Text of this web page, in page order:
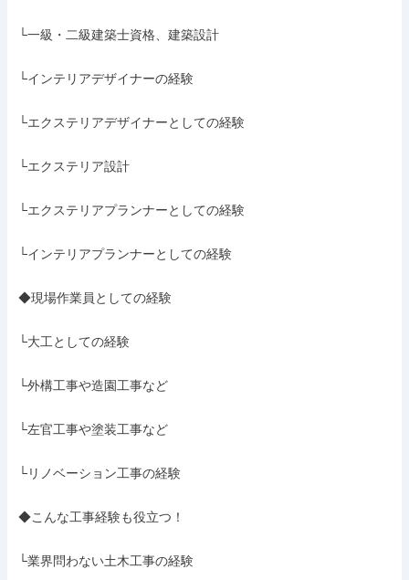
└一級・二級建築士資格、建築設計
└インテリアデザイナーの経験
└エクステリアデザイナーとしての経験
└エクステリア設計
└エクステリアプランナーとしての経験
└インテリアプランナーとしての経験
◆現場作業員としての経験
└大工としての経験
└外構工事や造園工事など
└左官工事や塗装工事など
└リノベーション工事の経験
◆こんな工事経験も役立つ！
└業界問わない土木工事の経験